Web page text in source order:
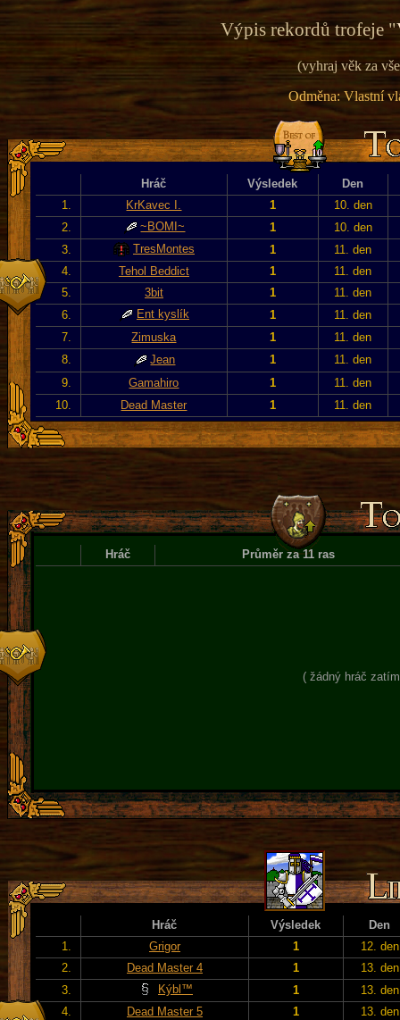
Výpis rekordů trofeje "
(vyhraj věk za
Odměna: Vlastní
Hráč Výsledek
Den
1.
KrKavec I. 1
10. den
2.
~BOMI~ 1
10. den
3.
TresMontes 1
11. den
4.
Tehol Beddict 1
11. den
5.
3bit 1
11. den
6.
Ent kyslík 1
11. den
7.
Zimuska 1
11. den
8.
Jean 1
11. den
9.
Gamahiro 1
11. den
10.
Dead Master 1 11. den
Hráč Průměr za 11 ras
( žádný hráč
Hráč Výsledek
Den
1.
Grigor 1
12. den
2.
Dead Master 4 1
13. den
3.
Kýbl™ 1
13. den
4.
Dead Master 5 1
13. den